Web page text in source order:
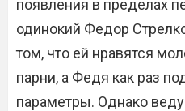
появления в пределах
одинокий Федор
том, что ей нравятся
парни, а Федя как раз
параметры. Однако